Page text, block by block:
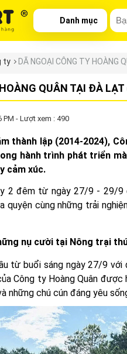
Danh mục
ty DÃ NGOẠI CÔNG TY HOÀNG
QUÂN TẠI ĐÀ
- Lượt xem : 490
thành lập (2014-2024),
hành trình phát triển
cảm xúc.
2 đêm từ ngày 27/9 - 29/
quyện cùng những trải
nụ cười tại Nông trại
từ buổi sáng ngày 27/9
Công ty Hoàng Quân
những chú cún đáng yêu